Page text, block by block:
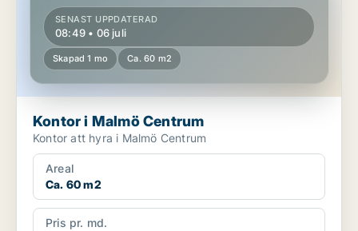
SENAST UPPDATERAD
08:49 • 06 juli
Skapad 1 mo Ca. 60 m2
Kontor i Malmö Centrum
Kontor att hyra i Malmö Centrum
Areal
Ca. 60 m2
Pris pr. md.